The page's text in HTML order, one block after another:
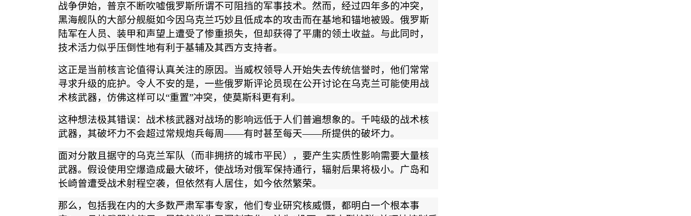
战争伊始，普京不断吹嘘俄罗斯所谓不可阻挡的军事技术。然而，经过四年多的冲突，
黑海舰队的大部分舰艇如今因乌克兰巧妙且低成本的攻击而在基地和锚地被毁。俄罗斯
陆军在人员、装甲和声望上遭受了惨重损失，但却获得了平庸的领土收益。与此同时，
技术活力似乎压倒性地有利于基辅及其西方支持者。
这正是当前核言论值得认真关注的原因。当威权领导人开始失去传统信誉时，他们常常
寻求升级的庇护。令人不安的是，一些俄罗斯评论员现在公开讨论在乌克兰可能使用战
术核武器，仿佛这样可以“重置”冲突，使莫斯科更有利。
这种想法极其错误：战术核武器对战场的影响远低于人们普遍想象的。千吨级的战术核
武器，其破坏力不会超过常规炮兵每周——有时甚至每天——所提供的破坏力。
面对分散且据守的乌克兰军队（而非拥挤的城市平民），要产生实质性影响需要大量核
武器。假设使用空爆造成最大破坏，使战场对俄军保持通行，辐射后果将极小。广岛和
长崎曾遭受战术射程空袭，但依然有人居住，如今依然繁荣。
那么，包括我在内的大多数严肃军事专家，他们专业研究核威慑，都明白一个根本事